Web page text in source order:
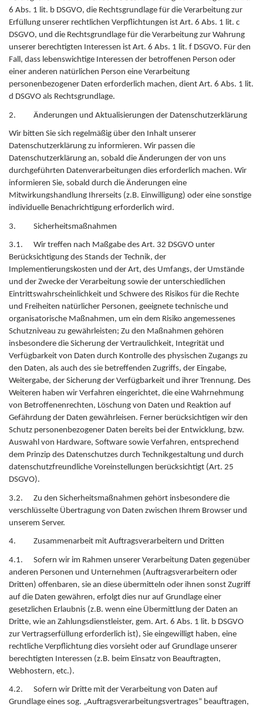
6 Abs. 1 lit. b DSGVO, die Rechtsgrundlage für die Verarbeitung zur
Erfüllung unserer rechtlichen Verpflichtungen ist Art. 6 Abs. 1 lit. c
DSGVO, und die Rechtsgrundlage für die Verarbeitung zur Wahrung
unserer berechtigten Interessen ist Art. 6 Abs. 1 lit. f DSGVO. Für den
Fall, dass lebenswichtige Interessen der betroffenen Person oder
einer anderen natürlichen Person eine Verarbeitung
personenbezogener Daten erforderlich machen, dient Art. 6 Abs. 1 lit.
d DSGVO als Rechtsgrundlage.
2. Änderungen und Aktualisierungen der Datenschutzerklärung
Wir bitten Sie sich regelmäßig über den Inhalt unserer
Datenschutzerklärung zu informieren. Wir passen die
Datenschutzerklärung an, sobald die Änderungen der von uns
durchgeführten Datenverarbeitungen dies erforderlich machen. Wir
informieren Sie, sobald durch die Änderungen eine
Mitwirkungshandlung Ihrerseits (z.B. Einwilligung) oder eine sonstige
individuelle Benachrichtigung erforderlich wird.
3. Sicherheitsmaßnahmen
3.1. Wir treffen nach Maßgabe des Art. 32 DSGVO unter
Berücksichtigung des Stands der Technik, der
Implementierungskosten und der Art, des Umfangs, der Umstände
und der Zwecke der Verarbeitung sowie der unterschiedlichen
Eintrittswahrscheinlichkeit und Schwere des Risikos für die Rechte
und Freiheiten natürlicher Personen, geeignete technische und
organisatorische Maßnahmen, um ein dem Risiko angemessenes
Schutzniveau zu gewährleisten; Zu den Maßnahmen gehören
insbesondere die Sicherung der Vertraulichkeit, Integrität und
Verfügbarkeit von Daten durch Kontrolle des physischen Zugangs zu
den Daten, als auch des sie betreffenden Zugriffs, der Eingabe,
Weitergabe, der Sicherung der Verfügbarkeit und ihrer Trennung. Des
Weiteren haben wir Verfahren eingerichtet, die eine Wahrnehmung
von Betroffenenrechten, Löschung von Daten und Reaktion auf
Gefährdung der Daten gewährleisen. Ferner berücksichtigen wir den
Schutz personenbezogener Daten bereits bei der Entwicklung, bzw.
Auswahl von Hardware, Software sowie Verfahren, entsprechend
dem Prinzip des Datenschutzes durch Technikgestaltung und durch
datenschutzfreundliche Voreinstellungen berücksichtigt (Art. 25
DSGVO).
3.2. Zu den Sicherheitsmaßnahmen gehört insbesondere die
verschlüsselte Übertragung von Daten zwischen Ihrem Browser und
unserem Server.
4. Zusammenarbeit mit Auftragsverarbeitern und Dritten
4.1. Sofern wir im Rahmen unserer Verarbeitung Daten gegenüber
anderen Personen und Unternehmen (Auftragsverarbeitern oder
Dritten) offenbaren, sie an diese übermitteln oder ihnen sonst Zugriff
auf die Daten gewähren, erfolgt dies nur auf Grundlage einer
gesetzlichen Erlaubnis (z.B. wenn eine Übermittlung der Daten an
Dritte, wie an Zahlungsdienstleister, gem. Art. 6 Abs. 1 lit. b DSGVO
zur Vertragserfüllung erforderlich ist), Sie eingewilligt haben, eine
rechtliche Verpflichtung dies vorsieht oder auf Grundlage unserer
berechtigten Interessen (z.B. beim Einsatz von Beauftragten,
Webhostern, etc.).
4.2. Sofern wir Dritte mit der Verarbeitung von Daten auf
Grundlage eines sog. „Auftragsverarbeitungsvertrages“ beauftragen,